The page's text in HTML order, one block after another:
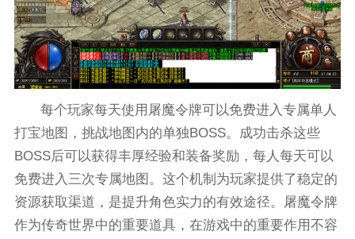
每个玩家每天使用屠魔令牌可以免费进入专属单人
打宝地图，挑战地图内的单独BOSS。成功击杀这些
BOSS后可以获得丰厚经验和装备奖励，每人每天可以
免费进入三次专属地图。这个机制为玩家提供了稳定的
资源获取渠道，是提升角色实力的有效途径。屠魔令牌
作为传奇世界中的重要道具，在游戏中的重要作用不容